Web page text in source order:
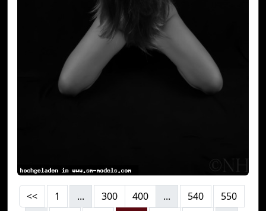
<< 1 ... 300 400 ... 540
550